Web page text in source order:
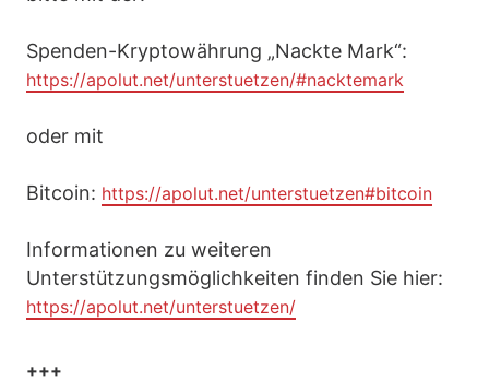
Spenden-Kryptowährung „Nackte Mark“:
https://apolut.net/unterstuetzen/#nacktemark
oder mit
Bitcoin: https://apolut.net/unterstuetzen#bitcoin
Informationen zu weiteren
Unterstützungsmöglichkeiten finden Sie hier:
https://apolut.net/unterstuetzen/
+++